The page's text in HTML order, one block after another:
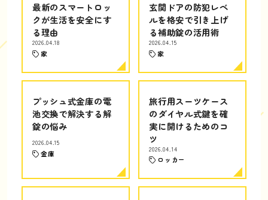
最新のスマートロッ
クが生活を安全にす
る理由
2026.04.18
家
玄関ドアの防犯レベ
ルを格安で引き上げ
る補助錠の活用術
2026.04.15
家
プッシュ式金庫の電
池交換で解決する解
錠の悩み
2026.04.15
金庫
旅行用スーツケース
のダイヤル式鍵を確
実に開けるためのコ
ツ
2026.04.14
ロッカー